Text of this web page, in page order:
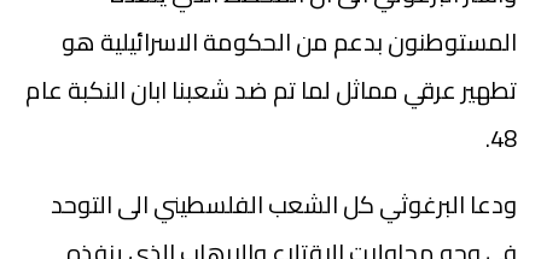
المستوطنون بدعم من الحكومة الاسرائيلية هو
تطهير عرقي مماثل لما تم ضد شعبنا ابان النكبة عام
48.
ودعا البرغوثي كل الشعب الفلسطيني الى التوحد